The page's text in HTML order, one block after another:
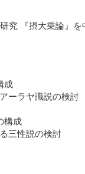
究 『摂大乗論』
成
ーラヤ識説の検討
構成
三性説の検討